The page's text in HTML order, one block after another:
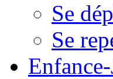
Se
Se
Enfance-